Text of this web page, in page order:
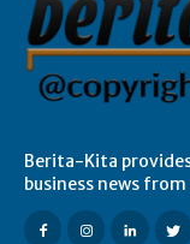
Berita-Kita
business news